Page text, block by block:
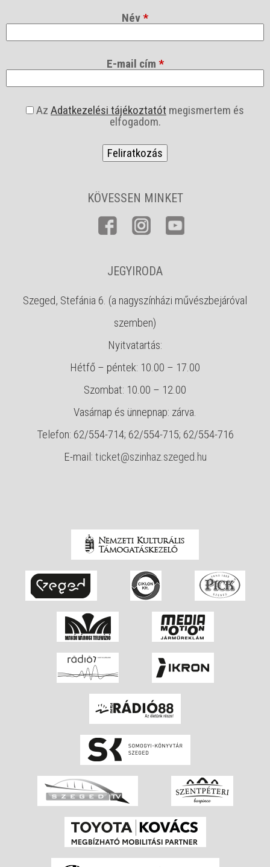
Név*
E-mail cím *
Az Adatkezelési tájékoztatót megismertem és
elfogadom.
KÖVESSEN MINKET
JEGYIRODA
Szeged, Stefánia 6. (a nagyszínházi művészbejáróval
szemben)
Nyitvatartás:
Hétfő – péntek: 10.00 – 17.00
Szombat: 10.00 – 12.00
Vasárnap és ünnepnap: zárva.
Telefon: 62/554-714; 62/554-715; 62/554-716
E-mail: ticket@szinhaz.szeged.hu